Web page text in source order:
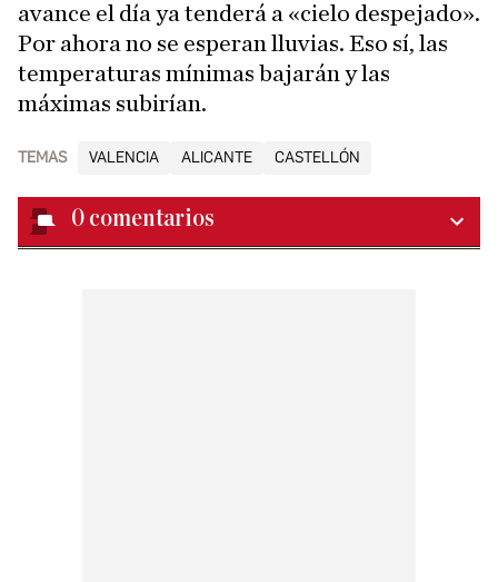
avance el día ya tenderá a «cielo despejado».
Por ahora no se esperan lluvias. Eso sí, las
temperaturas mínimas bajarán y las
máximas subirían.
TEMAS VALENCIA ALICANTE CASTELLÓN
0 comentarios